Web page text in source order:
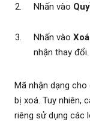
Nhấn vào
Nhấn vào
nhận thay đổi.
Mã nhận dạng
bị xoá. Tuy nhiên,
riêng sử dụng các